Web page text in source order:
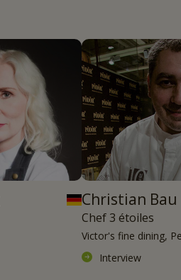
Christian Bau
Chef 3 étoiles
Victor's fine dining,
Interview